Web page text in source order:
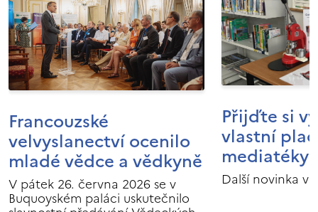
Francouzské
velvyslanectví ocenilo
mladé vědce a vědkyně
V pátek 26. června 2026 se v
Buquoyském paláci uskutečnilo
Přijďte si
vlastní
mediatéky
Další novinka v